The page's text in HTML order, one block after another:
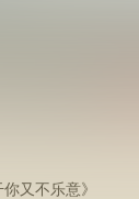
又不乐意》